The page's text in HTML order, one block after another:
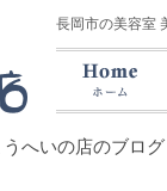
長岡市の美容室
へいの店のブログ